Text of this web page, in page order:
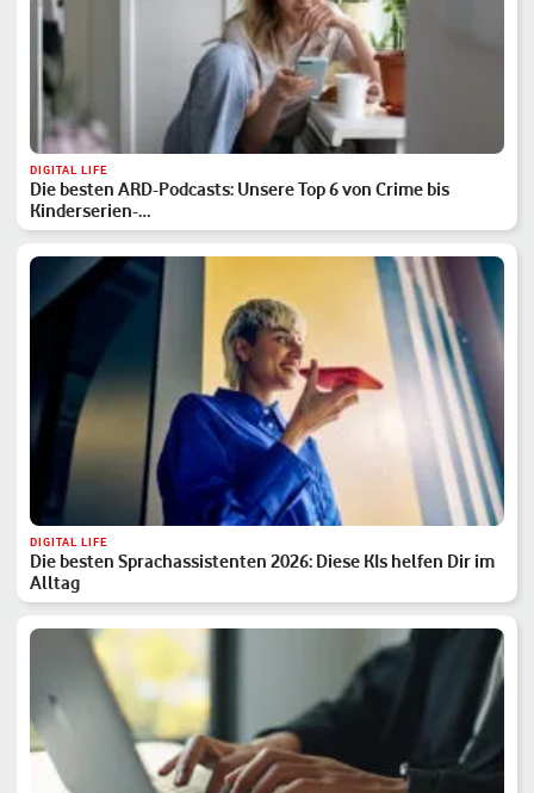
DIGITAL LIFE
Die besten ARD-Podcasts: Unsere Top 6 von Crime bis
Kinderserien-…
DIGITAL LIFE
Die besten Sprachassistenten 2026: Diese KIs helfen Dir im
Alltag